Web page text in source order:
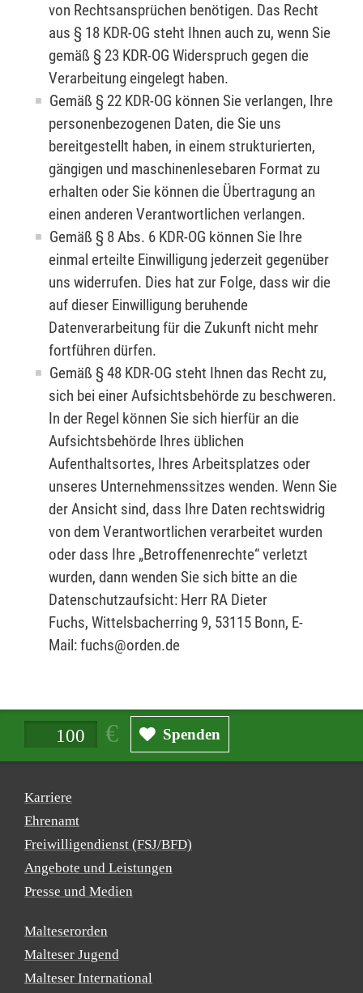
von Rechtsansprüchen benötigen. Das Recht
aus § 18 KDR-OG steht Ihnen auch zu, wenn Sie
gemäß § 23 KDR-OG Widerspruch gegen die
Verarbeitung eingelegt haben.
Gemäß § 22 KDR-OG können Sie verlangen, Ihre
personenbezogenen Daten, die Sie uns
bereitgestellt haben, in einem strukturierten,
gängigen und maschinenlesebaren Format zu
erhalten oder Sie können die Übertragung an
einen anderen Verantwortlichen verlangen.
Gemäß § 8 Abs. 6 KDR-OG können Sie Ihre
einmal erteilte Einwilligung jederzeit gegenüber
uns widerrufen. Dies hat zur Folge, dass wir die
auf dieser Einwilligung beruhende
Datenverarbeitung für die Zukunft nicht mehr
fortführen dürfen.
Gemäß § 48 KDR-OG steht Ihnen das Recht zu,
sich bei einer Aufsichtsbehörde zu beschweren.
In der Regel können Sie sich hierfür an die
Aufsichtsbehörde Ihres üblichen
Aufenthaltsortes, Ihres Arbeitsplatzes oder
unseres Unternehmenssitzes wenden. Wenn Sie
der Ansicht sind, dass Ihre Daten rechtswidrig
von dem Verantwortlichen verarbeitet wurden
oder dass Ihre „Betroffenenrechte“ verletzt
wurden, dann wenden Sie sich bitte an die
Datenschutzaufsicht: Herr RA Dieter
Fuchs, Wittelsbacherring 9, 53115 Bonn, E-
Mail: fuchs@orden.de
Spendenbetrag in Euro Spenden
Karriere
Ehrenamt
Freiwilligendienst (FSJ/BFD)
Angebote und Leistungen
Presse und Medien
Malteserorden
Malteser Jugend
Malteser International